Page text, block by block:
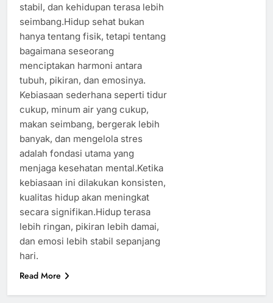
stabil, dan kehidupan terasa lebih
seimbang.Hidup sehat bukan
hanya tentang fisik, tetapi tentang
bagaimana seseorang
menciptakan harmoni antara
tubuh, pikiran, dan emosinya.
Kebiasaan sederhana seperti tidur
cukup, minum air yang cukup,
makan seimbang, bergerak lebih
banyak, dan mengelola stres
adalah fondasi utama yang
menjaga kesehatan mental.Ketika
kebiasaan ini dilakukan konsisten,
kualitas hidup akan meningkat
secara signifikan.Hidup terasa
lebih ringan, pikiran lebih damai,
dan emosi lebih stabil sepanjang
hari.
Read More